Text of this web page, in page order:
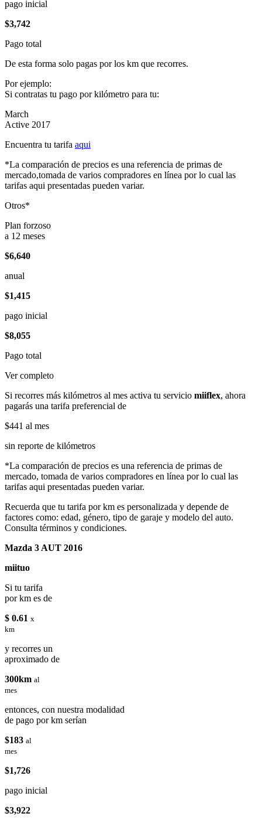
pago inicial
$3,742
Pago total
De esta forma solo pagas por los km que recorres.
Por ejemplo:
Si contratas tu pago por kilómetro para tu:
March
Active 2017
Encuentra tu tarifa aqui
*La comparación de precios es una referencia de primas de
mercado,tomada de varios compradores en línea por lo cual las
tarifas aqui presentadas pueden variar.
Otros*
Plan forzoso
a 12 meses
$6,640
anual
$1,415
pago inicial
$8,055
Pago total
Ver completo
Si recorres más kilómetros al mes activa tu servicio miiflex, ahora
pagarás una tarifa preferencial de
$441 al mes
sin reporte de kilómetros
*La comparación de precios es una referencia de primas de
mercado, tomada de varios compradores en línea por lo cual las
tarifas aqui presentadas pueden variar.
Recuerda que tu tarifa por km es personalizada y depende de
factores como: edad, género, tipo de garaje y modelo del auto.
Consulta términos y condiciones.
Mazda 3 AUT 2016
miituo
Si tu tarifa
por km es de
$ 0.61 x
km
y recorres un
aproximado de
300km al
mes
entonces, con nuestra modalidad
de pago por km serían
$183 al
mes
$1,726
pago inicial
$3,922